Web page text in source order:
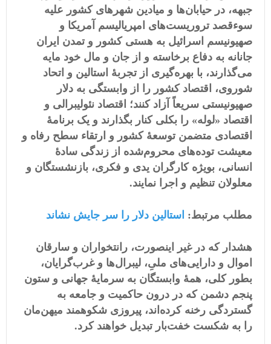
جبهه، در حیابان‌ها و میادین شهرهای کشور علیه
سوءقصد تروریست‌های امپریالیسم آمریکا و
صهیونیسم اسرائیل به هستی کشور و تمدن ایران
جانانه به دفاع برخاسته و از جان و مال خود مایه
می‌گذارند، با بهره‌گیری از تجربۀ استالین و اتحاد
شوروی، اقتصاد کشور را از وابستگی به دلار
صهیونیستی سریعاً آزاد کنند؛ اقتصاد نئولیبرالی و
اقتصاد «لوله» را بکلی کنار بگذارند و یک برنامۀ
اقتصادی متضمن توسعۀ کشور و ارتقاء سطح رفاه و
معیشت توده‌های محروم‌شده از زندگی سادۀ
انسانی، بویژه کارگران یدی و فکری، بازنشستگان و
معلولان تنظیم و اجرا نمایند.
مطلب مرتبط: استالین دلار را سر جایش نشاند
هشدار که در غیر اینصورت، رانتخواران و سارقان
اموال و دارایی‌های ملیِ، لیبرال‌ها و غرب‌گرایان،
بطور کلی، همۀ وابستگان به سرمایۀ جهانی و ستون
پنجم دشمن که در درون حاکمیت و جامعه به
گستردگی رخنه کرده‌اند، پیروزی شکوهمند میهن‌مان
را به شکست خفت‌بار تبدیل خواهند کرد.